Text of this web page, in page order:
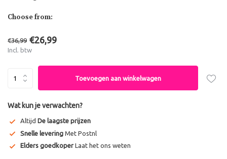
Choose from:
€36,99 €26,99
Incl. btw
Toevoegen aan winkelwagen
Wat kun je verwachten?
Altijd De laagste prijzen
Snelle levering Met Postnl
Elders goedkoper Laat het ons weten